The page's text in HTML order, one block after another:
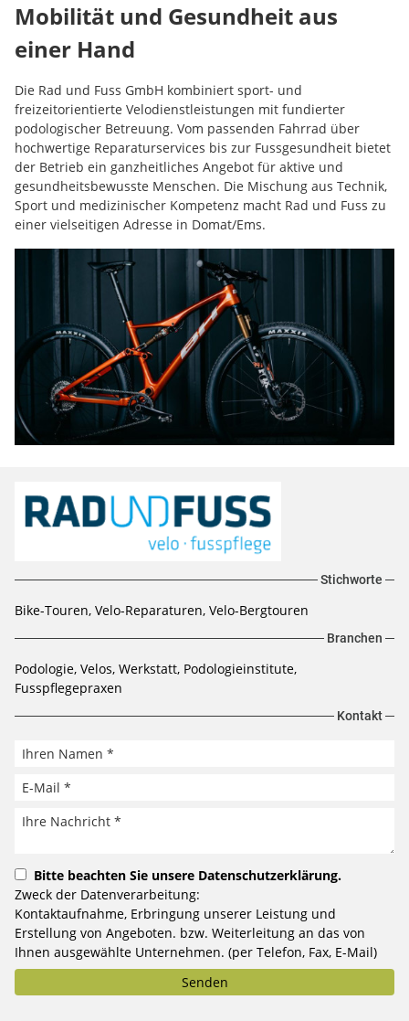
Mobilität und Gesundheit aus
einer Hand
Die Rad und Fuss GmbH kombiniert sport- und
freizeitorientierte Velodienstleistungen mit fundierter
podologischer Betreuung. Vom passenden Fahrrad über
hochwertige Reparaturservices bis zur Fussgesundheit bietet
der Betrieb ein ganzheitliches Angebot für aktive und
gesundheitsbewusste Menschen. Die Mischung aus Technik,
Sport und medizinischer Kompetenz macht Rad und Fuss zu
einer vielseitigen Adresse in Domat/Ems.
Stichworte
Bike-Touren, Velo-Reparaturen, Velo-Bergtouren
Branchen
Podologie, Velos, Werkstatt, Podologieinstitute,
Fusspflegepraxen
Kontakt
Bitte beachten Sie unsere Datenschutzerklärung.
Zweck der Datenverarbeitung:
Kontaktaufnahme, Erbringung unserer Leistung und
Erstellung von Angeboten. bzw. Weiterleitung an das von
Ihnen ausgewählte Unternehmen. (per Telefon, Fax, E-Mail)
Senden